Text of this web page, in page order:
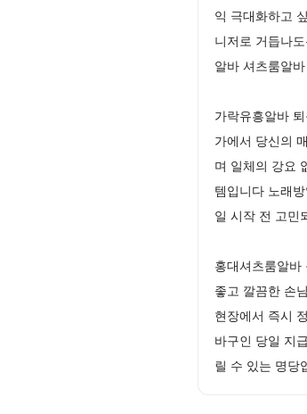
익 극대화하고
니저로 거듭나
알바 셔츠룸알
가락유흥알바
가에서 당신의
며 일체의 강요
템입니다 노래
일 시작 전 고민
홍대셔츠룸알바
좋고 깔끔한 손
현장에서 즉시
바구인 당일 지
릴 수 있는 명당